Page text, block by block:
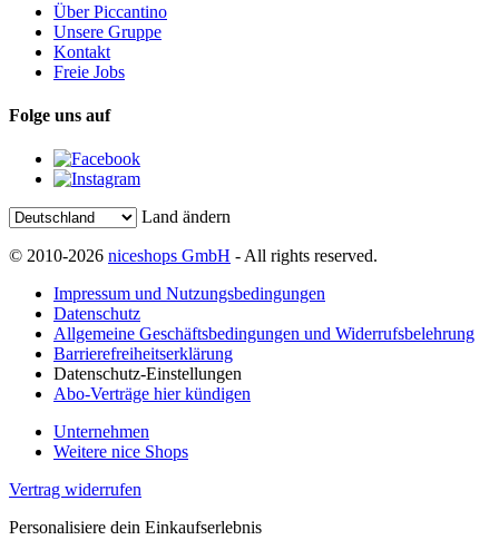
Über Piccantino
Unsere Gruppe
Kontakt
Freie Jobs
Folge uns auf
Land ändern
© 2010-2026 niceshops GmbH - All rights reserved.
Impressum und Nutzungsbedingungen
Datenschutz
Allgemeine Geschäftsbedingungen und Widerrufsbelehrung
Barrierefreiheitserklärung
Datenschutz-Einstellungen
Abo-Verträge hier kündigen
Unternehmen
Weitere nice Shops
Vertrag widerrufen
Personalisiere dein Einkaufserlebnis